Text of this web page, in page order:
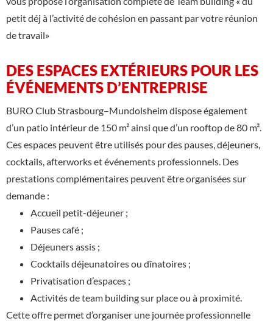
petit déj à l’activité de cohésion en passant par votre réunion
de travail»
DES ESPACES EXTÉRIEURS POUR LES
ÉVÉNEMENTS D’ENTREPRISE
BURO Club Strasbourg–Mundolsheim dispose également
d’un patio intérieur de 150 m² ainsi que d’un rooftop de 80 m².
Ces espaces peuvent être utilisés pour des pauses, déjeuners,
cocktails, afterworks et événements professionnels. Des
prestations complémentaires peuvent être organisées sur
demande :
Accueil petit-déjeuner ;
Pauses café ;
Déjeuners assis ;
Cocktails déjeunatoires ou dînatoires ;
Privatisation d’espaces ;
Activités de team building sur place ou à proximité.
Cette offre permet d’organiser une journée professionnelle